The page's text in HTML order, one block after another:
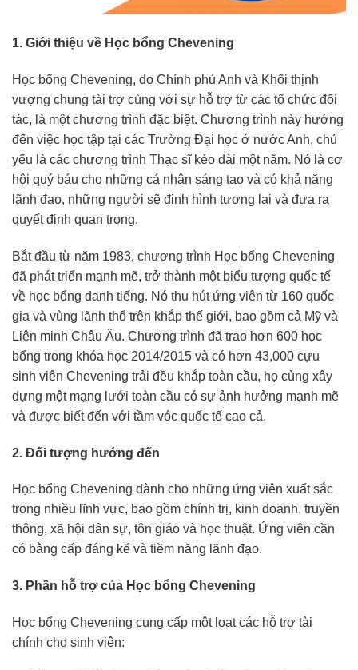
1. Giới thiệu về Học bổng Chevening
Học bổng Chevening, do Chính phủ Anh và Khối thịnh
vượng chung tài trợ cùng với sự hỗ trợ từ các tổ chức đối
tác, là một chương trình đặc biệt. Chương trình này hướng
đến việc học tập tại các Trường Đại học ở nước Anh, chủ
yếu là các chương trình Thạc sĩ kéo dài một năm. Nó là cơ
hội quý báu cho những cá nhân sáng tạo và có khả năng
lãnh đạo, những người sẽ định hình tương lai và đưa ra
quyết định quan trọng.
Bắt đầu từ năm 1983, chương trình Học bổng Chevening
đã phát triển mạnh mẽ, trở thành một biểu tượng quốc tế
về học bổng danh tiếng. Nó thu hút ứng viên từ 160 quốc
gia và vùng lãnh thổ trên khắp thế giới, bao gồm cả Mỹ và
Liên minh Châu Âu. Chương trình đã trao hơn 600 học
bổng trong khóa học 2014/2015 và có hơn 43,000 cựu
sinh viên Chevening trải đều khắp toàn cầu, họ cùng xây
dựng một mạng lưới toàn cầu có sự ảnh hưởng mạnh mẽ
và được biết đến với tầm vóc quốc tế cao cả.
2. Đối tượng hướng đến
Học bổng Chevening dành cho những ứng viên xuất sắc
trong nhiều lĩnh vực, bao gồm chính trị, kinh doanh, truyền
thông, xã hội dân sự, tôn giáo và học thuật. Ứng viên cần
có bằng cấp đáng kể và tiềm năng lãnh đạo.
3. Phần hỗ trợ của Học bổng Chevening
Học bổng Chevening cung cấp một loạt các hỗ trợ tài
chính cho sinh viên: